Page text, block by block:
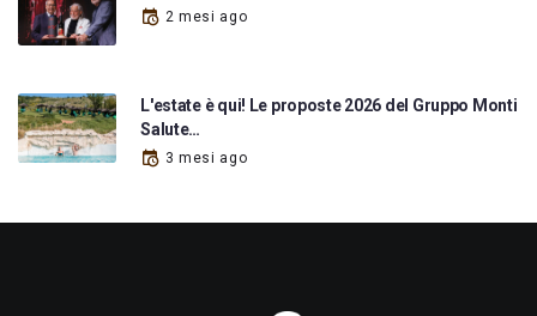
2 mesi ago
L'estate è qui! Le proposte 2026 del Gruppo Monti
Salute…
3 mesi ago